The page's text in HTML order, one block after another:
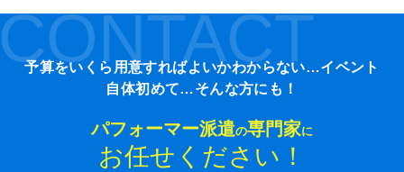
予算をいくら用意すればよいかわからない…イベント
自体初めて…そんな方にも！
パフォーマー派遣の専門家に
お任せください！